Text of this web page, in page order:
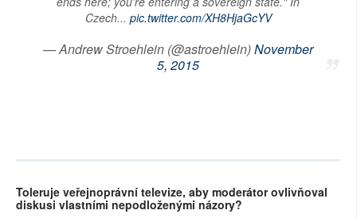
Czech... pic.twitter.com/XH8HjaGcYV
— Andrew Stroehlein (@astroehlein)November
5, 2015
Toleruje veřejnoprávní televize, aby moderátor ovlivňoval
diskusi vlastními nepodloženými názory?